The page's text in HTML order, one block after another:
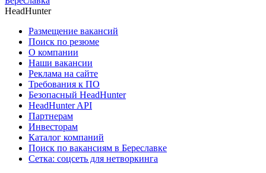
HeadHunter
Размещение вакансий
Поиск по резюме
О компании
Наши вакансии
Реклама на сайте
Требования к ПО
Безопасный HeadHunter
HeadHunter API
Партнерам
Инвесторам
Каталог компаний
Поиск по вакансиям в Береславке
Сетка: соцсеть для нетворкинга